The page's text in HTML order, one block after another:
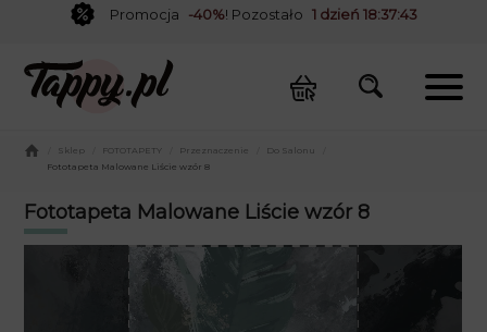
Promocja -40%! Pozostało 1 dzień 18:37:42
Sklep FOTOTAPETY Przeznaczenie Do Salonu
Fototapeta Malowane Liście wzór 8
Fototapeta Malowane Liście wzór 8